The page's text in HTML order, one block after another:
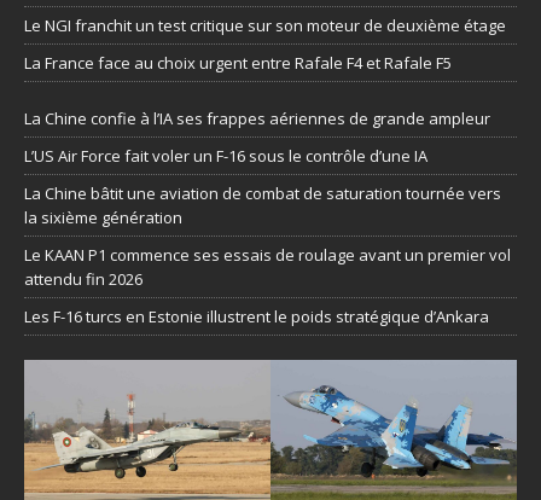
Le NGI franchit un test critique sur son moteur de deuxième étage
La France face au choix urgent entre Rafale F4 et Rafale F5
La Chine confie à l’IA ses frappes aériennes de grande ampleur
L’US Air Force fait voler un F-16 sous le contrôle d’une IA
La Chine bâtit une aviation de combat de saturation tournée vers
la sixième génération
Le KAAN P1 commence ses essais de roulage avant un premier vol
attendu fin 2026
Les F-16 turcs en Estonie illustrent le poids stratégique d’Ankara